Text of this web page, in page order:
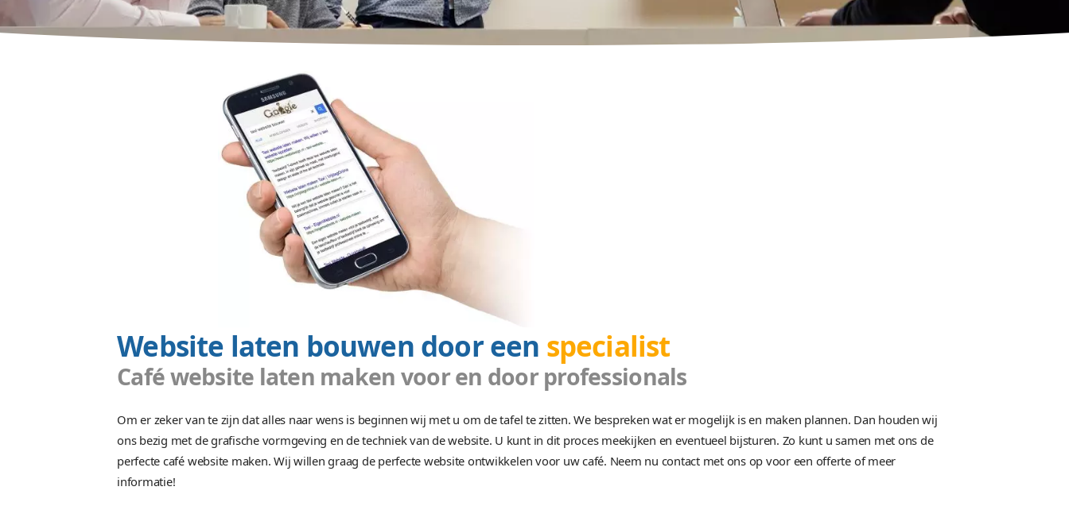
Fraaie en overtuigende vormgeving.
Zoekt u een webdesign bureau?
Wilt u meer weten over een website laten bouwen? Vraag geheel vrijblijvend een
offerte aan bij ons webdesign bureau! Wij kunnen u vrijwel altijd van een oplossing
voorzien die aansluit bij uw budget. Na een offerteaanvraag te hebben ingediend
kunt u binnen 24 uur een reactie van ons verwachten!
Offerte op maat